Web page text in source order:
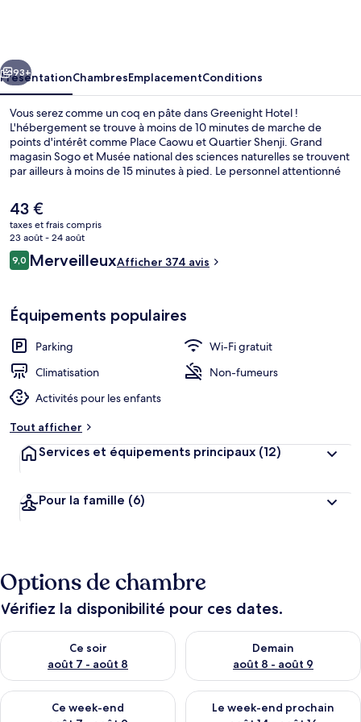
Suivant
93+
PrésentationChambresEmplacementConditions
Vous serez comme un coq en pâte dans Greenight Hotel !
L'hébergement se trouve à moins de 10 minutes de marche de
points d'intérêt comme Place Caowu et Quartier Shenji. Grand
magasin Sogo et Musée national des sciences naturelles se trouvent
par ailleurs à moins de 15 minutes à pied. Le personnel attentionné
autres voyageurs.
Le
prix
actuel
est
de
43 €
taxes et frais compris
23 août - 24 août
Avis
voyageurs
9,09,0 sur 10
MerveilleuxAfficher 374 avis
Équipements populaires
Parking
Wi-Fi gratuit
Climatisation
Non-fumeurs
Activités pour les enfants
Tout afficher
Services et équipements principaux (12)
Pour la famille (6)
Options de chambre
Vérifiez la disponibilité pour ces dates.
Ce soir
août 7 - août 8
Vérifier la disponibilité pour ce soir août 7 - août 8
Demain
août 8 - août 9
Vérifier la disponibilité pour
Ce week-end
Vérifier la disponibilité pour ce week-end août 7 - août 9
Le week-end prochain
Vérifier la disponibilité pour